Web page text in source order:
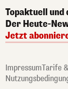
Topaktuell
Der Heute-
Jetzt
ImpressumTarife